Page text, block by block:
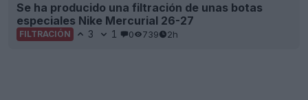
Se ha producido una filtración de unas botas
especiales Nike Mercurial 26-27
FILTRACIÓN 3 1 0 739 2h